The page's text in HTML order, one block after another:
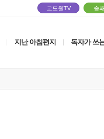
고도원TV 솔패
지난 아침편지 독자가 쓰